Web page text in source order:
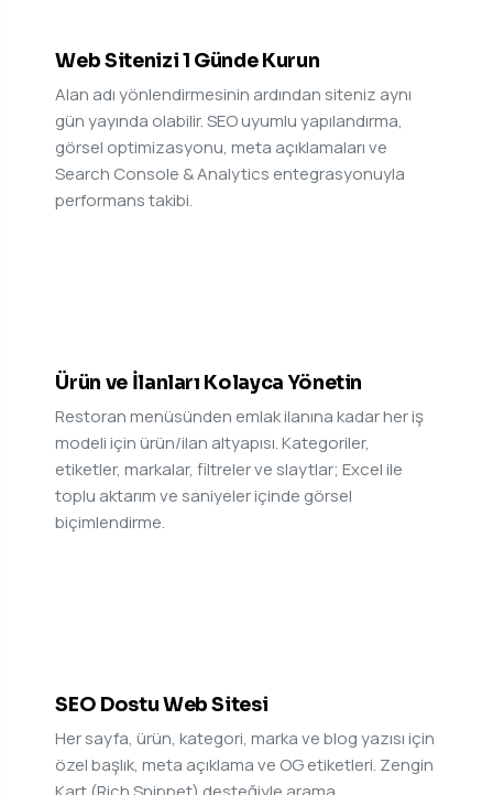
Web Sitenizi 1 Günde Kurun
Alan adı yönlendirmesinin ardından siteniz aynı
gün yayında olabilir. SEO uyumlu yapılandırma,
görsel optimizasyonu, meta açıklamaları ve
Search Console & Analytics entegrasyonuyla
performans takibi.
Ürün ve İlanları Kolayca Yönetin
Restoran menüsünden emlak ilanına kadar her iş
modeli için ürün/ilan altyapısı. Kategoriler,
etiketler, markalar, filtreler ve slaytlar; Excel ile
toplu aktarım ve saniyeler içinde görsel
biçimlendirme.
SEO Dostu Web Sitesi
Her sayfa, ürün, kategori, marka ve blog yazısı için
özel başlık, meta açıklama ve OG etiketleri. Zengin